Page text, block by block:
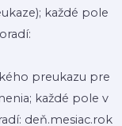
každé pole
preukazu pre
každé pole v
deň.mesiac.rok